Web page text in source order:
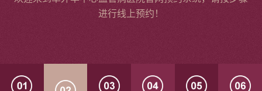
进行线上预约！